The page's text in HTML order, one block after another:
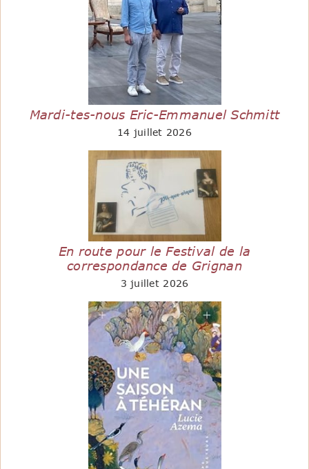
Mardi-tes-nous Eric-Emmanuel Schmitt
14 juillet 2026
En route pour le Festival de la
correspondance de Grignan
3 juillet 2026